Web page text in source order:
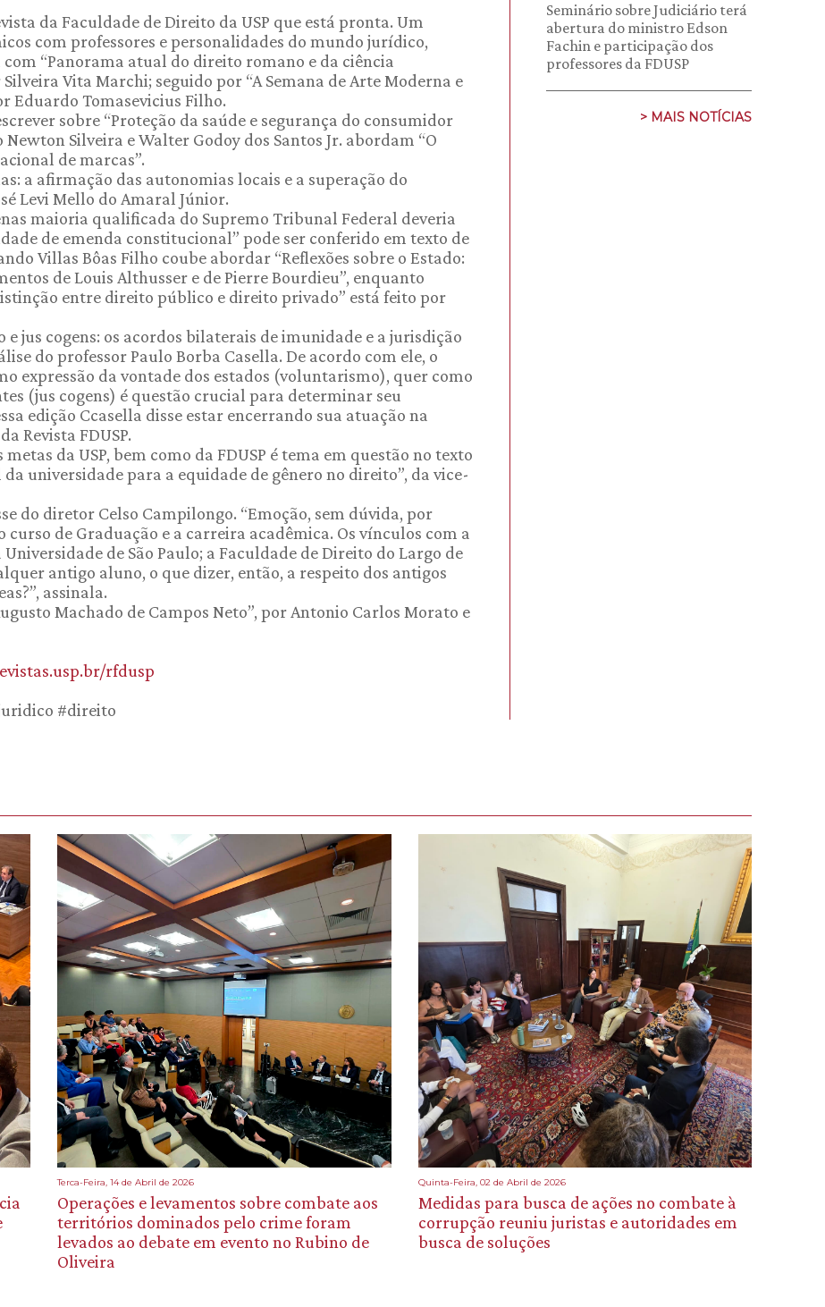
da Faculdade de Direito da USP que está pronta. Um
com professores e personalidades do mundo jurídico,
“Panorama atual do direito romano e da ciência
Vita Marchi; seguido por “A Semana de Arte Moderna e
Eduardo Tomasevicius Filho.
sobre “Proteção da saúde e segurança do consumidor
Silveira e Walter Godoy dos Santos Jr. abordam “O
de marcas”.
a afirmação das autonomias locais e a superação do
Levi Mello do Amaral Júnior.
maioria qualificada do Supremo Tribunal Federal deveria
de emenda constitucional” pode ser conferido em texto de
Villas Bôas Filho coube abordar “Reflexões sobre o Estado:
de Louis Althusser e de Pierre Bourdieu”, enquanto
entre direito público e direito privado” está feito por
jus cogens: os acordos bilaterais de imunidade e a jurisdição
do professor Paulo Borba Casella. De acordo com ele, o
expressão da vontade dos estados (voluntarismo), quer como
(jus cogens) é questão crucial para determinar seu
edição Ccasella disse estar encerrando sua atuação na
Revista FDUSP.
da USP, bem como da FDUSP é tema em questão no texto
universidade para a equidade de gênero no direito”, da vice-
do diretor Celso Campilongo. “Emoção, sem dúvida, por
de Graduação e a carreira acadêmica. Os vínculos com a
de São Paulo; a Faculdade de Direito do Largo de
antigo aluno, o que dizer, então, a respeito dos antigos
assinala.
Machado de Campos Neto”, por Antonio Carlos Morato e
rfdusp
#direito
Seminário sobre Judiciário terá
abertura do ministro Edson
Fachin e participação dos
professores da FDUSP
> MAIS NOTÍCIAS
Terca-Feira, 14 de Abril de 2026
Operações e levamentos sobre combate aos
territórios dominados pelo crime foram
levados ao debate em evento no Rubino de
Oliveira
Quinta-Feira, 02 de Abril de 2026
Medidas para busca de ações no combate à
corrupção reuniu juristas e autoridades em
busca de soluções